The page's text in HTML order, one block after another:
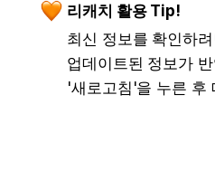
리캐치 활용 Tip!
최신 정보를 확인하
업데이트된 정보가
'새로고침'을 누른 후